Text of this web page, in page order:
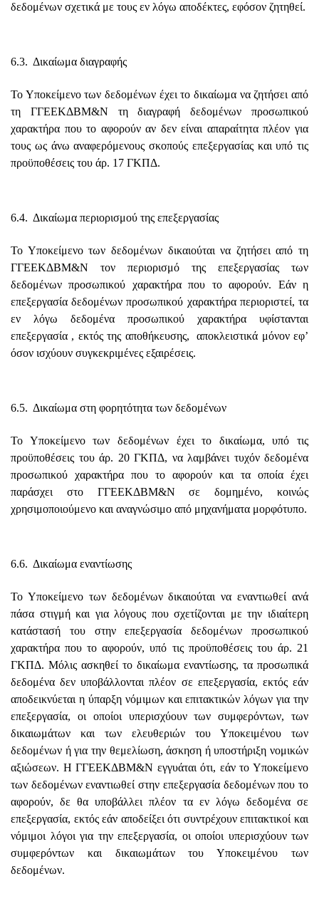
δεδομένων σχετικά με τους εν λόγω αποδέκτες, εφόσον ζητηθεί.
6.3. Δικαίωμα διαγραφής
Το Υποκείμενο των δεδομένων έχει το δικαίωμα να ζητήσει από
τη ΓΓΕΕΚΔΒΜ&Ν τη διαγραφή δεδομένων προσωπικού
χαρακτήρα που το αφορούν αν δεν είναι απαραίτητα πλέον για
τους ως άνω αναφερόμενους σκοπούς επεξεργασίας και υπό τις
προϋποθέσεις του άρ. 17 ΓΚΠΔ.
6.4. Δικαίωμα περιορισμού της επεξεργασίας
Το Υποκείμενο των δεδομένων δικαιούται να ζητήσει από τη
ΓΓΕΕΚΔΒΜ&Ν τον περιορισμό της επεξεργασίας των
δεδομένων προσωπικού χαρακτήρα που το αφορούν. Εάν η
επεξεργασία δεδομένων προσωπικού χαρακτήρα περιοριστεί, τα
εν λόγω δεδομένα προσωπικού χαρακτήρα υφίστανται
επεξεργασία , εκτός της αποθήκευσης, αποκλειστικά μόνον εφ’
όσον ισχύουν συγκεκριμένες εξαιρέσεις.
6.5. Δικαίωμα στη φορητότητα των δεδομένων
Το Υποκείμενο των δεδομένων έχει το δικαίωμα, υπό τις
προϋποθέσεις του άρ. 20 ΓΚΠΔ, να λαμβάνει τυχόν δεδομένα
προσωπικού χαρακτήρα που το αφορούν και τα οποία έχει
παράσχει στο ΓΓΕΕΚΔΒΜ&Ν σε δομημένο, κοινώς
χρησιμοποιούμενο και αναγνώσιμο από μηχανήματα μορφότυπο.
6.6. Δικαίωμα εναντίωσης
Το Υποκείμενο των δεδομένων δικαιούται να εναντιωθεί ανά
πάσα στιγμή και για λόγους που σχετίζονται με την ιδιαίτερη
κατάστασή του στην επεξεργασία δεδομένων προσωπικού
χαρακτήρα που το αφορούν, υπό τις προϋποθέσεις του άρ. 21
ΓΚΠΔ. Μόλις ασκηθεί το δικαίωμα εναντίωσης, τα προσωπικά
δεδομένα δεν υποβάλλονται πλέον σε επεξεργασία, εκτός εάν
αποδεικνύεται η ύπαρξη νόμιμων και επιτακτικών λόγων για την
επεξεργασία, οι οποίοι υπερισχύουν των συμφερόντων, των
δικαιωμάτων και των ελευθεριών του Υποκειμένου των
δεδομένων ή για την θεμελίωση, άσκηση ή υποστήριξη νομικών
αξιώσεων. Η ΓΓΕΕΚΔΒΜ&Ν εγγυάται ότι, εάν το Υποκείμενο
των δεδομένων εναντιωθεί στην επεξεργασία δεδομένων που το
αφορούν, δε θα υποβάλλει πλέον τα εν λόγω δεδομένα σε
επεξεργασία, εκτός εάν αποδείξει ότι συντρέχουν επιτακτικοί και
νόμιμοι λόγοι για την επεξεργασία, οι οποίοι υπερισχύουν των
συμφερόντων και δικαιωμάτων του Υποκειμένου των
δεδομένων.